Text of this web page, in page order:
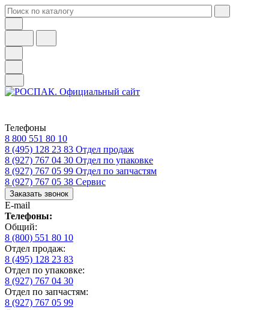
Телефоны
8 800 551 80 10
8 (495) 128 23 83 Отдел продаж
8 (927) 767 04 30 Отдел по упаковке
8 (927) 767 05 99 Отдел по запчастям
8 (927) 767 05 38 Сервис
Заказать звонок
E-mail
Телефоны:
Общий:
8 (800) 551 80 10
Отдел продаж:
8 (495) 128 23 83
Отдел по упаковке:
8 (927) 767 04 30
Отдел по запчастям:
8 (927) 767 05 99